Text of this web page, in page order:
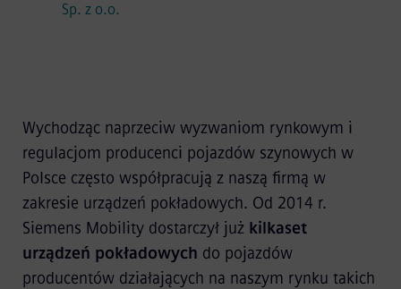
Sp. z o.o.
Wychodząc naprzeciw wyzwaniom rynkowym i
regulacjom producenci pojazdów szynowych w
Polsce często współpracują z naszą firmą w
zakresie urządzeń pokładowych. Od 2014 r.
Siemens Mobility dostarczył już kilkaset
urządzeń pokładowych do pojazdów
producentów działających na naszym rynku takich